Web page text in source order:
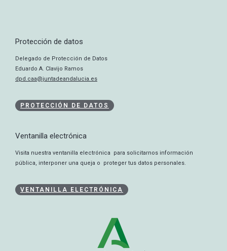
Protección de datos
Delegado de Protección de Datos
Eduardo A. Clavijo Ramos
dpd.caa@juntadeandalucia.es
PROTECCIÓN DE DATOS
Ventanilla electrónica
Visita nuestra ventanilla electrónica para solicitarnos información
pública, interponer una queja o proteger tus datos personales.
VENTANILLA ELECTRÓNICA